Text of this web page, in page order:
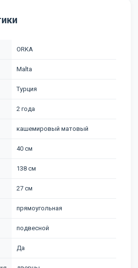
ORKA
Malta
Турция
2 года
кашемировый матовый
40 см
138 см
27 см
прямоугольная
подвесной
Да